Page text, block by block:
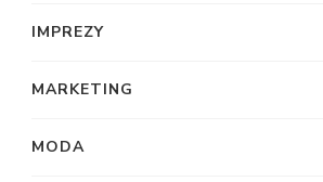
IMPREZY
MARKETING
MODA